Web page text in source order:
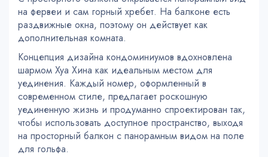
на фервеи и сам горный хребет. На балконе есть
раздвижные окна, поэтому он действует как
дополнительная комната.
Концепция дизайна кондоминиумов вдохновлена ​​
шармом Хуа Хина как идеальным местом для
уединения. Каждый номер, оформленный в
современном стиле, предлагает роскошную
уединенную жизнь и продуманно спроектирован так,
чтобы использовать доступное пространство, выходя
на просторный балкон с панорамным видом на поле
для гольфа.